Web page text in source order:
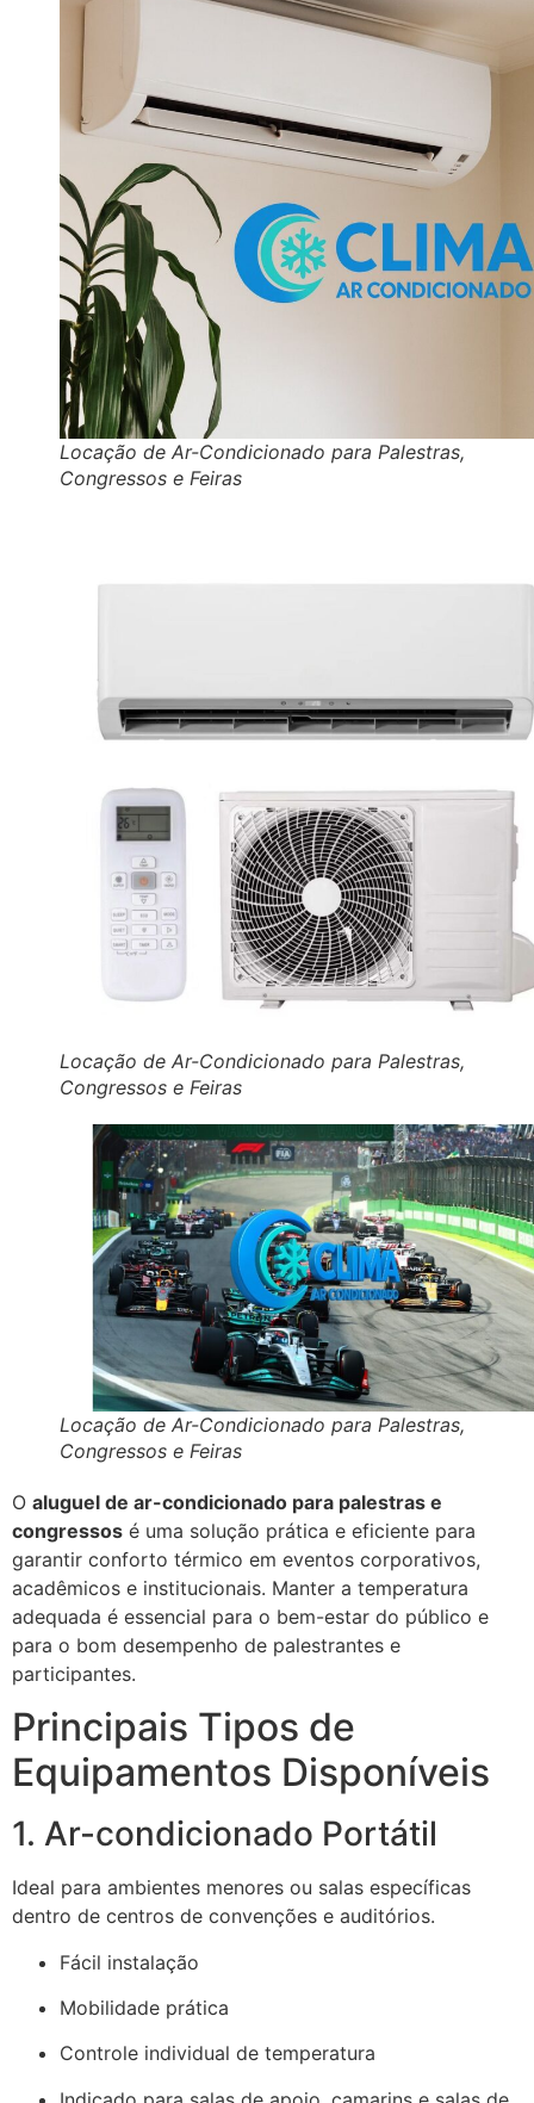
Locação de Ar-Condicionado para Palestras,
Congressos e Feiras
Locação de Ar-Condicionado para Palestras,
Congressos e Feiras
Locação de Ar-Condicionado para Palestras,
Congressos e Feiras
O aluguel de ar-condicionado para palestras e
congressos é uma solução prática e eficiente para
garantir conforto térmico em eventos corporativos,
acadêmicos e institucionais. Manter a temperatura
adequada é essencial para o bem-estar do público e
para o bom desempenho de palestrantes e
participantes.
Principais Tipos de
Equipamentos Disponíveis
1. Ar-condicionado Portátil
Ideal para ambientes menores ou salas específicas
dentro de centros de convenções e auditórios.
Fácil instalação
Mobilidade prática
Controle individual de temperatura